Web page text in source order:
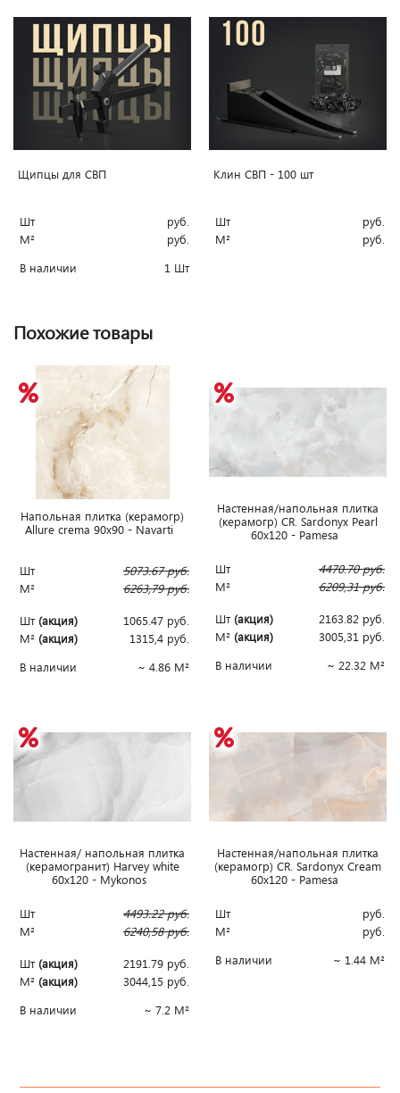
Щипцы для СВП
Шт
руб.
М²
руб.
В наличии
1 Шт
Клин СВП - 100 шт
Шт
руб.
М²
руб.
Похожие товары
Напольная плитка (керамогр)
Allure crema 90x90 - Navarti
Шт 5073.67руб.
М²
6263,79руб.
Шт(акция) 1065.47 руб.
М² (акция) 1315,4 руб.
В наличии
~ 4.86 М²
Наcтенная/напольная плитка
(керамогр) CR. Sardonyx Pearl
60x120 - Pamesa
Шт 4470.70руб.
М²
6209,31руб.
Шт(акция) 2163.82 руб.
М² (акция) 3005,31 руб.
В наличии
~ 22.32 М²
Настенная/ напольная плитка
(керамогранит) Harvey white
60x120 - Mykonos
Шт 4493.22руб.
М²
6240,58руб.
Шт(акция) 2191.79 руб.
М² (акция) 3044,15 руб.
В наличии
~ 7.2 М²
Наcтенная/напольная плитка
(керамогр) CR. Sardonyx Cream
60x120 - Pamesa
Шт
руб.
М²
руб.
В наличии
~ 1.44 М²